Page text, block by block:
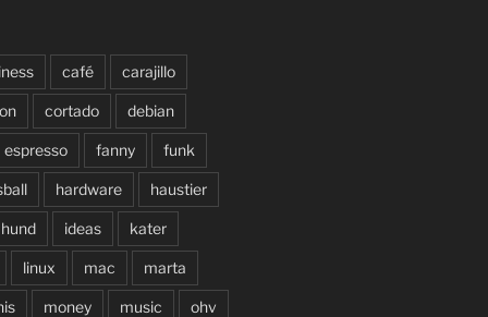
café carajillo
cortado debian
espresso fanny funk
hardware haustier
hund ideas kater
linux mac marta
money music ohv